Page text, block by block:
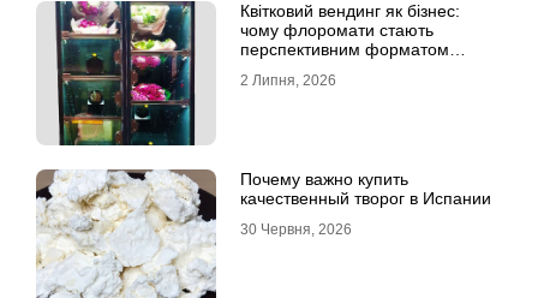
Квітковий вендинг як бізнес:
чому флоромати стають
перспективним форматом
2 Липня, 2026
Почему важно купить
качественный творог в Испании
30 Червня, 2026